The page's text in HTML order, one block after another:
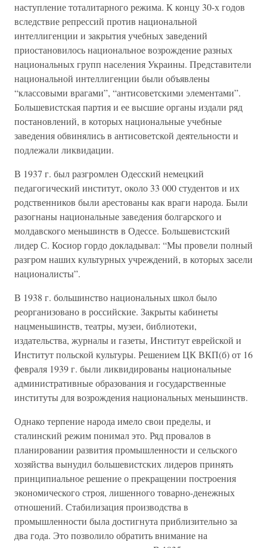
наступление тоталитарного режима. К концу 30-х годов
вследствие репрессий против национальной
интеллигенции и закрытия учебных заведений
приостановилось национальное возрождение разных
национальных групп населения Украины. Представители
национальной интеллигенции были объявлены
“классовыми врагами”, “антисоветскими элементами”.
Большевистская партия и ее высшие органы издали ряд
постановлений, в которых национальные учебные
заведения обвинялись в антисоветской деятельности и
подлежали ликвидации.
В 1937 г. был разгромлен Одесский немецкий
педагогический институт, около 33 000 студентов и их
родственников были арестованы как враги народа. Были
разогнаны национальные заведения болгарского и
молдавского меньшинств в Одессе. Большевистский
лидер С. Косиор гордо докладывал: “Мы провели полный
разгром наших культурных учреждений, в которых засели
националисты”.
В 1938 г. большинство национальных школ было
реорганизовано в российские. Закрыты кабинеты
нацменьшинств, театры, музеи, библиотеки,
издательства, журналы и газеты, Институт еврейской и
Институт польской культуры. Решением ЦК ВКП(б) от 16
февраля 1939 г. были ликвидированы национальные
административные образования и государственные
институты для возрождения национальных меньшинств.
Однако терпение народа имело свои пределы, и
сталинский режим понимал это. Ряд провалов в
планировании развития промышленности и сельского
хозяйства вынудил большевистских лидеров принять
принципиальное решение о прекращении построения
экономического строя, лишенного товарно-денежных
отношений. Стабилизация производства в
промышленности была достигнута приблизительно за
два года. Это позволило обратить внимание на